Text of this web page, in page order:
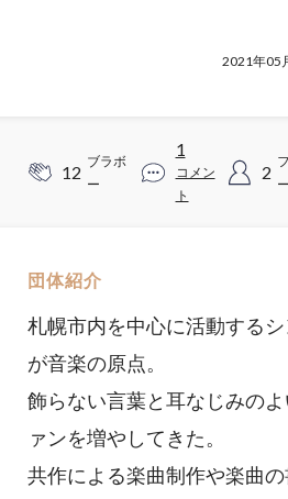
2021年05
12
ブラボ
ー
1
コメン
ト
2
ー
団体紹介
札幌市内を中心に活動する
が音楽の原点。
飾らない言葉と耳なじみの
ァンを増やしてきた。
共作による楽曲制作や楽曲